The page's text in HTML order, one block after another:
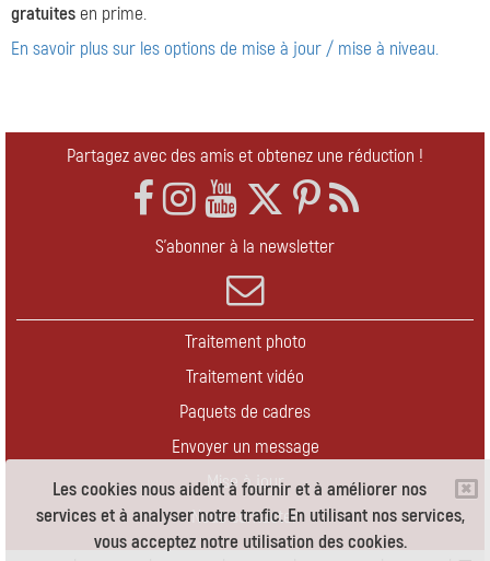
Les cookies nous aident à fournir et à améliorer nos
services et à analyser notre trafic. En utilisant nos services,
vous acceptez notre utilisation des cookies.
gratuites en prime.
En savoir plus sur les options de mise à jour / mise à niveau.
Partagez avec des amis et obtenez une réduction !
S'abonner à la newsletter
Traitement photo
Traitement vidéo
Paquets de cadres
Envoyer un message
Mise à jour
Nous contacter